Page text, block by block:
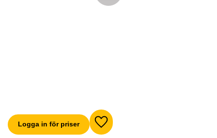
Logga in för priser Lägg till i favoriter